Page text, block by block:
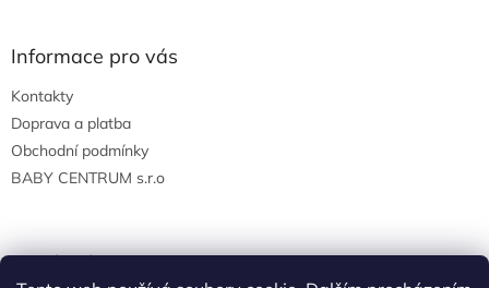
Informace pro vás
Kontakty
Doprava a platba
Obchodní podmínky
BABY CENTRUM s.r.o
Facebook